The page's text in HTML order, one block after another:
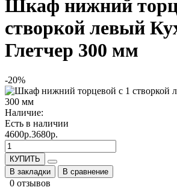
Шкаф нижний
створкой левый
Глетчер 300 мм
-20%
Наличие:
Есть в наличии
4600р.3680р.
КУПИТЬ
В закладки
В сравнение
0 отзывов